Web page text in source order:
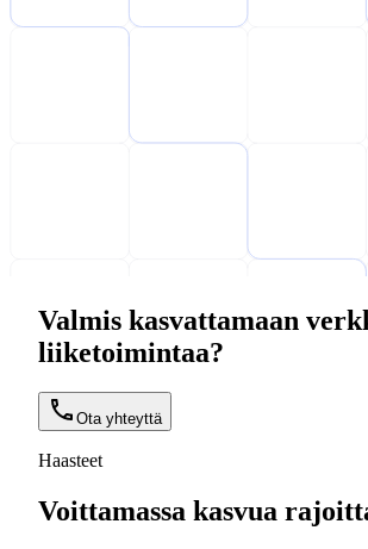
Valmis kasvattamaan
liiketoimintaa?
Ota yhteyttä
Haasteet
Voittamassa kasvua